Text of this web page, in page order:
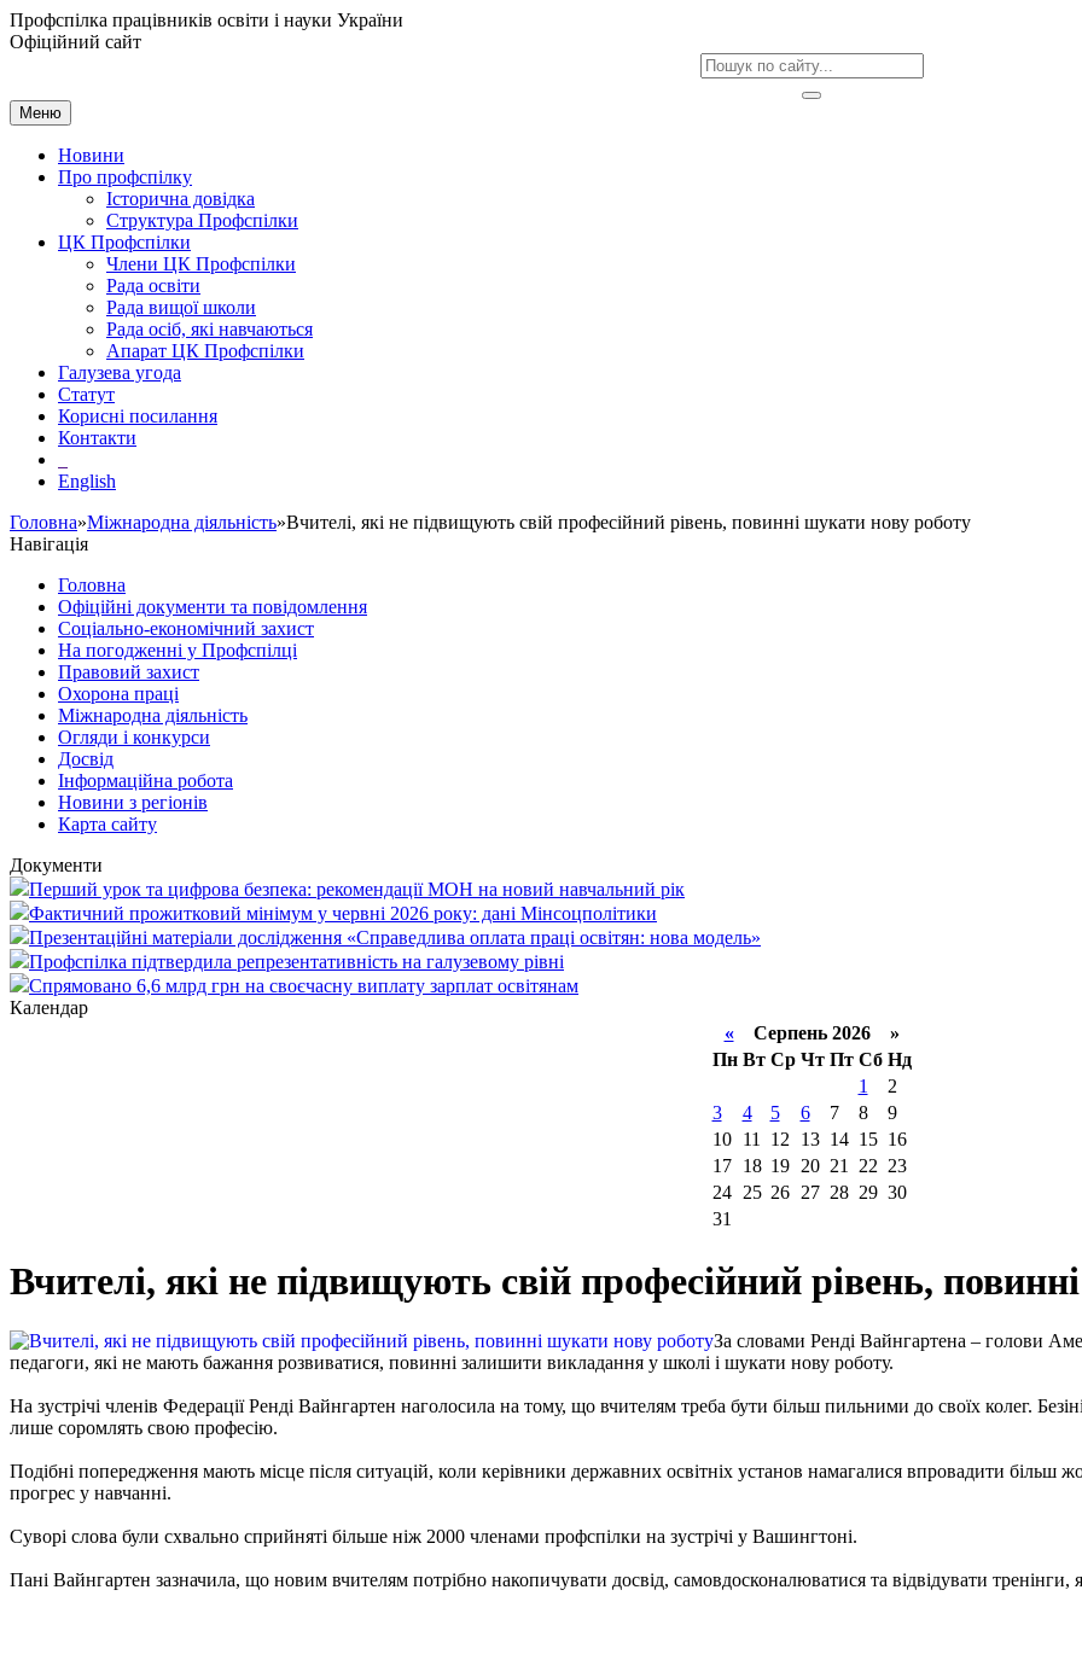
Профспілка працівників освіти і науки України
Офіційний сайт
Меню
Новини
Про профспілку
Історична довідка
Структура Профспілки
ЦК Профспілки
Члени ЦК Профспілки
Рада освіти
Рада вищої школи
Рада осіб, які навчаються
Апарат ЦК Профспілки
Галузева угода
Статут
Корисні посилання
Контакти
English
Головна»Міжнародна діяльність»Вчителі, які не підвищують свій професійний рівень, повинні шукати нову роботу
Навігація
Головна
Офіційні документи та повідомлення
Соціально-економічний захист
На погодженні у Профспілці
Правовий захист
Охорона праці
Міжнародна діяльність
Огляди і конкурси
Досвід
Інформаційна робота
Новини з регіонів
Карта сайту
Документи
Перший урок та цифрова безпека: рекомендації МОН на новий навчальний рік
Фактичний прожитковий мінімум у червні 2026 року: дані Мінсоцполітики
Презентаційні матеріали дослідження «Справедлива оплата праці освітян: нова модель»
Профспілка підтвердила репрезентативність на галузевому рівні
Спрямовано 6,6 млрд грн на своєчасну виплату зарплат освітянам
Календар
«Серпень 2026 »
Пн Вт Ср Чт Пт Сб Нд
1
2
3
4 5 6 7 8
9
10
11 12 13 14 15 16
17
18 19 20 21 22 23
24
25 26 27 28 29 30
31
Вчителі, які не підвищують свій професійний рівень,
За словами Ренді Вайнгартена – голови
педагоги, які не мають бажання розвиватися, повинні залишити викладання у школі і шукати нову роботу.
На зустрічі членів Федерації Ренді Вайнгартен наголосила на тому, що вчителям треба бути більш пильними до своїх колег.
лише соромлять свою професію.
Подібні попередження мають місце після ситуацій, коли керівники державних освітніх установ намагалися впровадити більш
прогрес у навчанні.
Суворі слова були схвально сприйняті більше ніж 2000 членами профспілки на зустрічі у Вашингтоні.
Пані Вайнгартен зазначила, що новим вчителям потрібно накопичувати досвід, самовдосконалюватися та відвідувати